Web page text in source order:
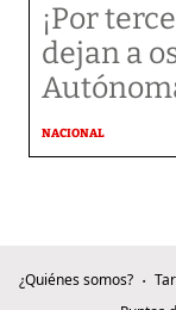
¡Por
dejan a
NACIONAL
¿Quiénes somos?